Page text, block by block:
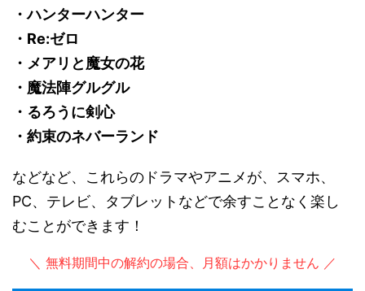
・ハンターハンター
・Re:ゼロ
・メアリと魔女の花
・魔法陣グルグル
・るろうに剣心
・約束のネバーランド
などなど、これらのドラマやアニメが、スマホ、
PC、テレビ、タブレットなどで余すことなく楽し
むことができます！
＼ 無料期間中の解約の場合、月額はかかりません ／